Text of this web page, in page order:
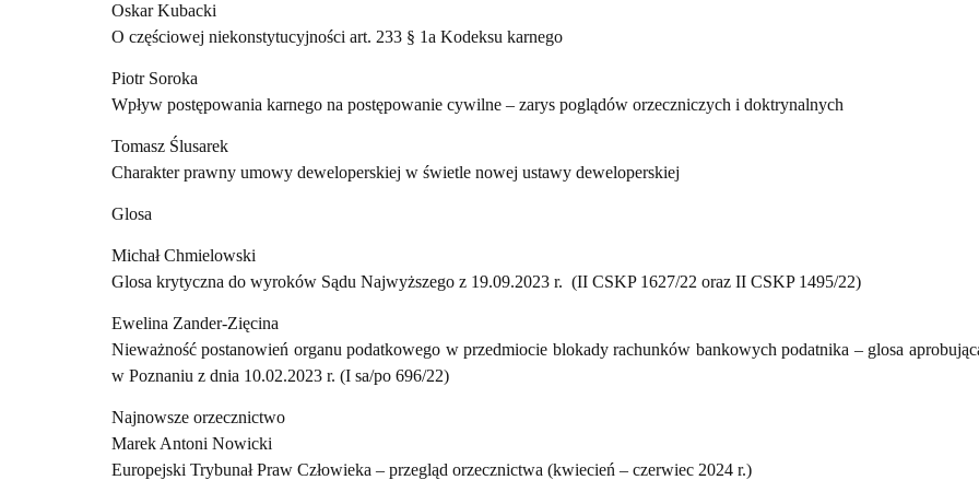
Oskar Kubacki
O częściowej niekonstytucyjności art. 233 § 1a Kodeksu karnego
Piotr Soroka
Wpływ postępowania karnego na postępowanie cywilne – zarys poglądów orzeczniczych i doktrynalnych
Tomasz Ślusarek
Charakter prawny umowy deweloperskiej w świetle nowej ustawy deweloperskiej
Glosa
Michał Chmielowski
Glosa krytyczna do wyroków Sądu Najwyższego z 19.09.2023 r. (II CSKP 1627/22 oraz II CSKP 1495/22)
Ewelina Zander-Zięcina
Nieważność postanowień organu podatkowego w przedmiocie blokady rachunków bankowych podatnika – glosa
w Poznaniu z dnia 10.02.2023 r. (I sa/po 696/22)
Najnowsze orzecznictwo
Marek Antoni Nowicki
Europejski Trybunał Praw Człowieka – przegląd orzecznictwa (kwiecień – czerwiec 2024 r.)